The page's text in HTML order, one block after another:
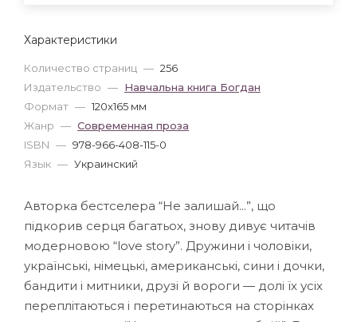
Характеристики
Количество страниц — 256
Издательство — Навчальна книга Богдан
Формат — 120x165 мм
Жанр — Современная проза
ISBN — 978-966-408-115-0
Язык — Украинский
Авторка бестселера “Не залишай...”, що
підкорив серця багатьох, знову дивує читачів
модерновою “love story”. Дружини і чоловіки,
українські, німецькі, американські, сини і дочки,
бандити і митники, друзі й вороги — долі їх усіх
переплітаються і перетинаються на сторінках